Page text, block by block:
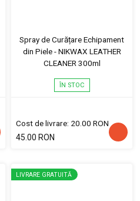
Spray de Curățare Echipament
din Piele - NIKWAX LEATHER
CLEANER 300ml
ÎN STOC
Cost de livrare: 20.00 RON
45.00 RON
LIVRARE GRATUITĂ